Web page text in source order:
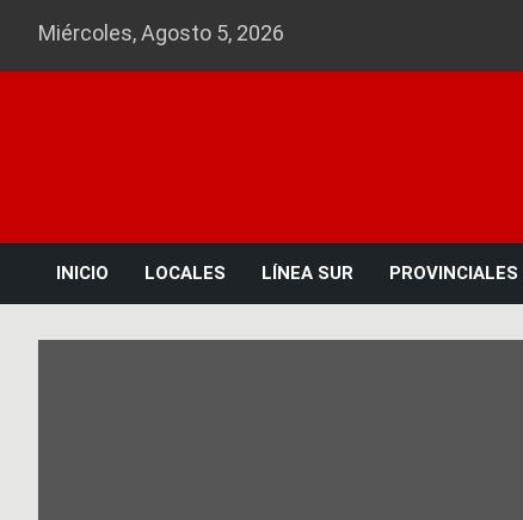
Miércoles, Agosto 5, 2026
INICIO LOCALES LÍNEA SUR PROVINCIALES